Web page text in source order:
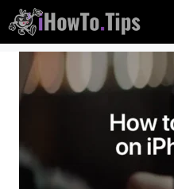
Sari
la
conținut